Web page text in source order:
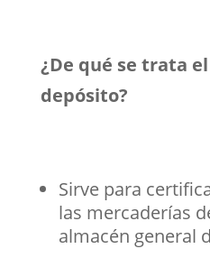
¿De qué se trata
depósito?
Sirve para
las mercaderías
almacén general